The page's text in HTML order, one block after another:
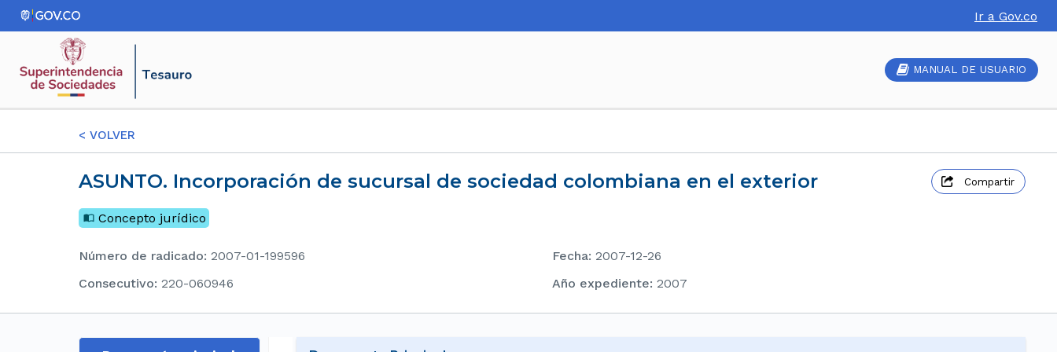
Ir a Gov.co
MANUAL DE USUARIO
< VOLVER
ASUNTO. Incorporación de sucursal de sociedad colombiana en el exterior Compartir
Concepto jurídico
Número de radicado: 2007-01-199596 Fecha: 2007-12-26
consecutivo: 220-060946 Año expediente: 2007